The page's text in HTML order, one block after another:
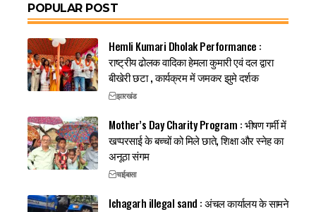
POPULAR POST
Hemli Kumari Dholak Performance :
राष्ट्रीय ढोलक वादिका हेमला कुमारी एवं दल द्वारा
बीखेरी छटा , कार्यक्रम में जमकर झुमे दर्शक
झारखंड
Mother’s Day Charity Program : भीषण गर्मी में
खप्परसाई के बच्चों को मिले छाते, शिक्षा और स्नेह का
अनूठा संगम
चाईबासा
Ichagarh illegal sand : अंचल कार्यालय के सामने